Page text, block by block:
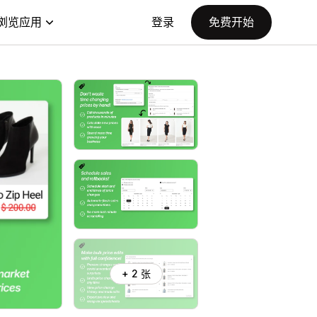
览应用 登录 免费开始
+ 2 张